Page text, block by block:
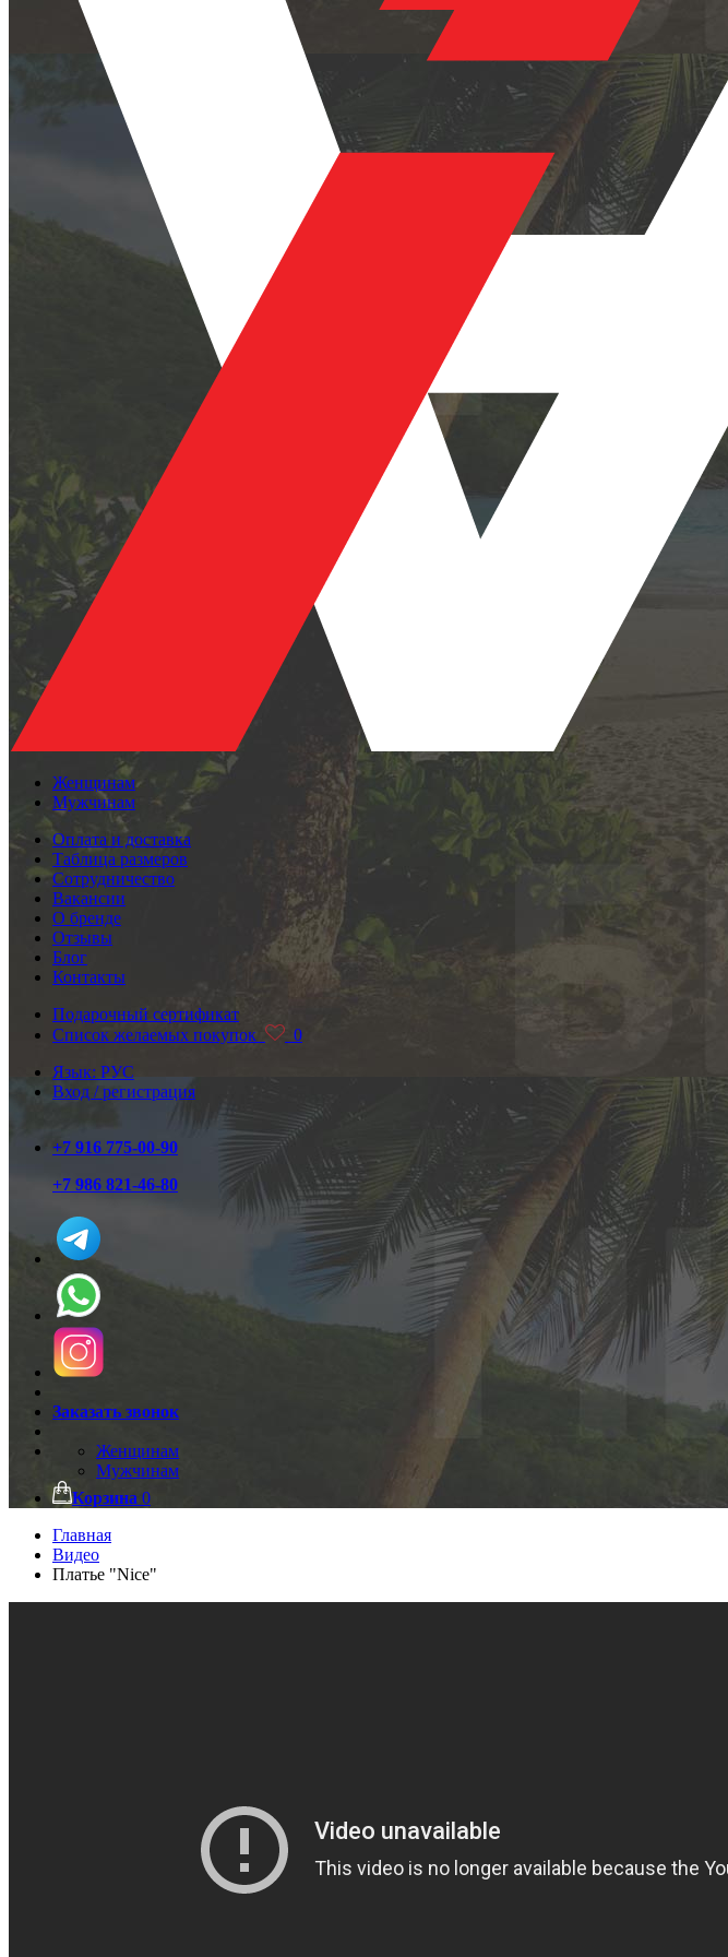
Женщинам
Мужчинам
Оплата и доставка
Таблица размеров
Сотрудничество
Вакансии
О бренде
Отзывы
Блог
Контакты
Подарочный сертификат
Список желаемых покупок
0
Язык: РУС
Вход / регистрация
+7 916 775-00-90
+7 986 821-46-80
Заказать звонок
Женщинам
Мужчинам
Корзина 0
Главная
Видео
Платье "Nice"